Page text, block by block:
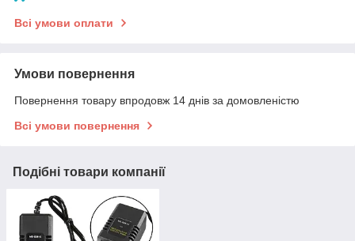
Всі умови оплати
Умови повернення
Повернення товару впродовж 14 днів за домовленістю
Всі умови повернення
Подібні товари компанії